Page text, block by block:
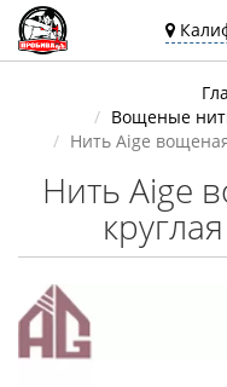
Вощеные
Нить Aige
Нить Aige